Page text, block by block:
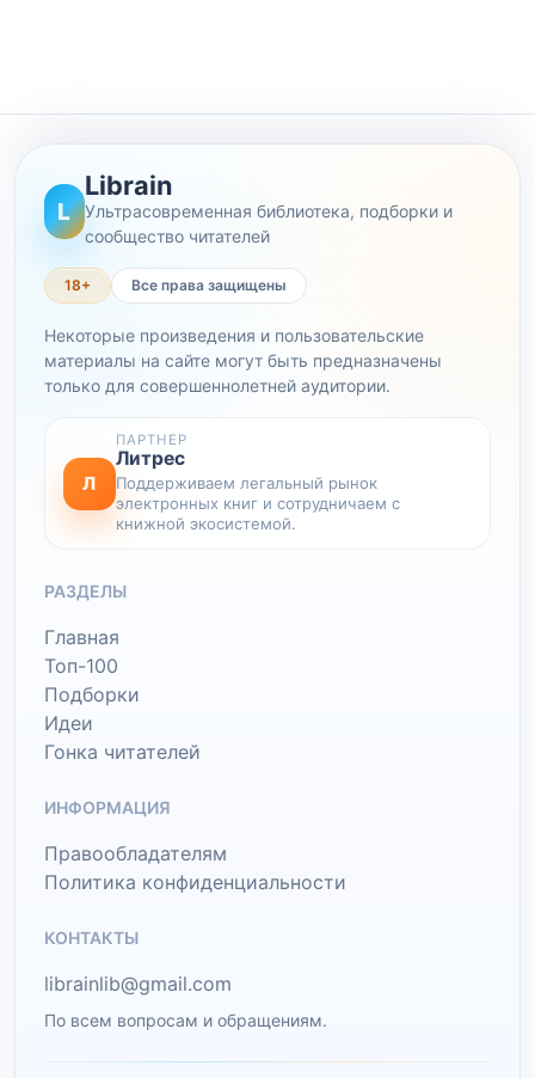
L
Librain
Ультрасовременная библиотека, подборки и
сообщество читателей
18+ Все права защищены
Некоторые произведения и пользовательские
материалы на сайте могут быть предназначены
только для совершеннолетней аудитории.
Л
ПАРТНЕР
Литрес
Поддерживаем легальный рынок
электронных книг и сотрудничаем с
книжной экосистемой.
РАЗДЕЛЫ
Главная
Топ-100
Подборки
Идеи
Гонка читателей
ИНФОРМАЦИЯ
Правообладателям
Политика конфиденциальности
КОНТАКТЫ
librainlib@gmail.com
По всем вопросам и обращениям.